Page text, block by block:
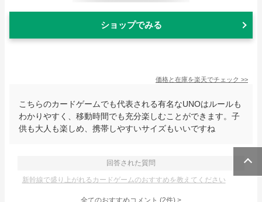
ショップでみる
価格と在庫を楽天でチェック >>
こちらのカードゲームでも代表される有名なUNOはルールも
わかりやすく、移動時間でも充分楽しむことができます。子
供も大人も楽しめ、携帯しやすいサイズもいいですね
回答された質問
新幹線で盛り上がれるカードゲームのおすすめを教えてください
全てのおすすめコメント (2件) >